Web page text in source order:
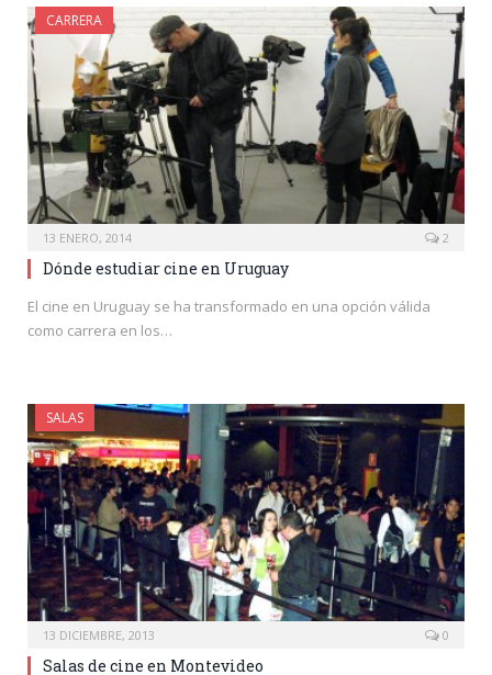
CARRERA
13 ENERO, 2014 2
Dónde estudiar cine en Uruguay
El cine en Uruguay se ha transformado en una opción válida
como carrera en los…
SALAS
13 DICIEMBRE, 2013 0
Salas de cine en Montevideo